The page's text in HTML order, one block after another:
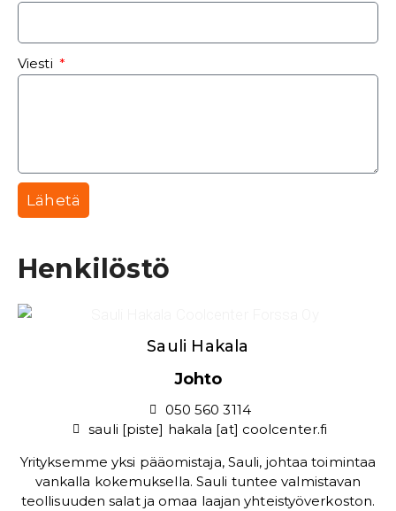
Viesti
Lähetä
Henkilöstö
Sauli Hakala
Johto
050 560 3114
sauli [piste] hakala [at] coolcenter.fi
Yrityksemme yksi pääomistaja, Sauli, johtaa toimintaa
vankalla kokemuksella. Sauli tuntee valmistavan
teollisuuden salat ja omaa laajan yhteistyöverkoston.